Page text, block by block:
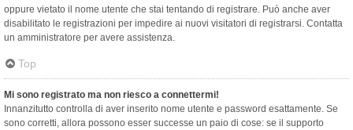
oppure vietato il nome utente che stai tentando di registrare. Può anche aver
disabilitato le registrazioni per impedire ai nuovi visitatori di registrarsi. Contatta
un amministratore per avere assistenza.
Top
Mi sono registrato ma non riesco a connettermi!
Innanzitutto controlla di aver inserito nome utente e password esattamente. Se
sono corretti, allora possono esser successe un paio di cose: se il supporto